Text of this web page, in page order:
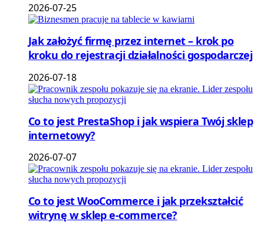
2026-07-25
Jak założyć firmę przez internet – krok po
kroku do rejestracji działalności gospodarczej
2026-07-18
Co to jest PrestaShop i jak wspiera Twój sklep
internetowy?
2026-07-07
Co to jest WooCommerce i jak przekształcić
witrynę w sklep e-commerce?